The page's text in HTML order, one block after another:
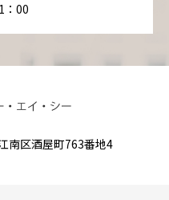
：00
南区酒屋町763番地4